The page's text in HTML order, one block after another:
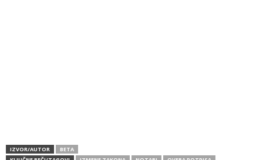
IZVOR/AUTOR
BETA